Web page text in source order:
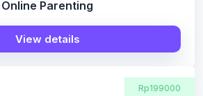
Online Parenting
View details
Rp199000